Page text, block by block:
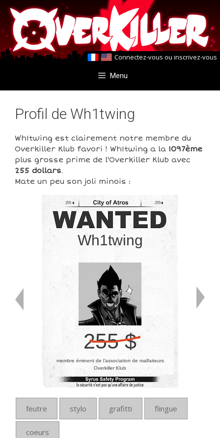
Aller
au
contenu
Aller
au
contenu
Connectez-vous ou inscrivez-vous
Menu
Profil de Wh1twing
Wh1twing est clairement notre membre du
Overkiller Klub favori ! Wh1twing a la 1097ème
plus grosse prime de l'Overkiller Klub avec
255 dollars.
Mate un peu son joli minois :
255
Wh1twing
255
255 $
membre éminent de l’association de malfaiteurs
Overkiller Klub
feutre stylo grafitti flingue
coeurs